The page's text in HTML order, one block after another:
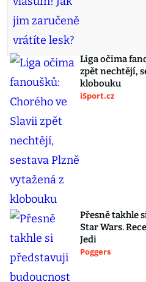
Liga očima
zpět nechtějí,
klobouku
iSport.cz
Přesně takhle
Star Wars.
Jedi
Poggers